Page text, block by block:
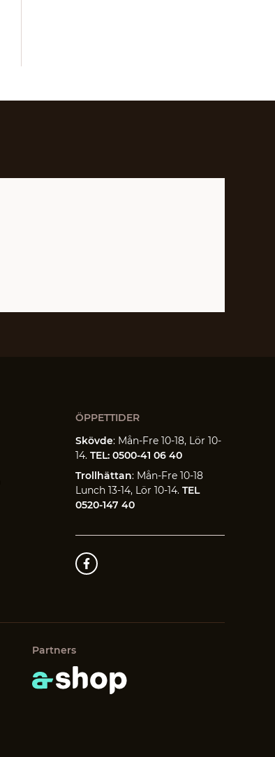
ÖPPETTIDER
Skövde: Mån-Fre 10-18, Lör 10-
14.TEL: 0500-41 06 40
Trollhättan: Mån-Fre 10-18
Lunch 13-14, Lör 10-14.TEL
0520-147 40
Partners